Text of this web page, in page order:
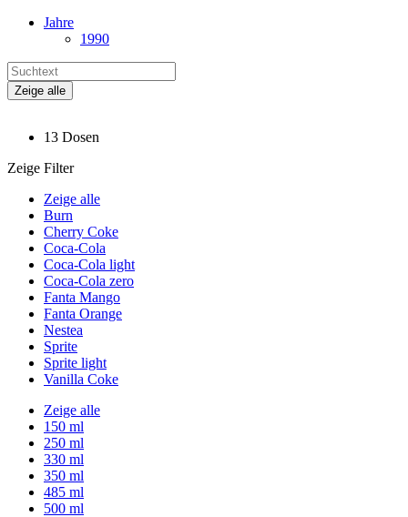
Jahre
1990
Zeige alle
13 Dosen
Zeige Filter
Zeige alle
Burn
Cherry Coke
Coca-Cola
Coca-Cola light
Coca-Cola zero
Fanta Mango
Fanta Orange
Nestea
Sprite
Sprite light
Vanilla Coke
Zeige alle
150 ml
250 ml
330 ml
350 ml
485 ml
500 ml